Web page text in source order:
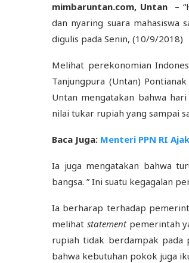
mimbaruntan.com, Untan –
dan nyaring suara
digulis pada Senin, (10/9/2018)
Melihat perekonomian
Tanjungpura (Untan)
Untan mengatakan bahwa
nilai tukar rupiah yang sampai
Baca Juga: Menteri PPN RI
Ia juga mengatakan bahwa
bangsa. ” Ini suatu kegagalan
Ia berharap terhadap
melihat statement pemerintah
rupiah tidak berdampak pada
bahwa kebutuhan pokok juga